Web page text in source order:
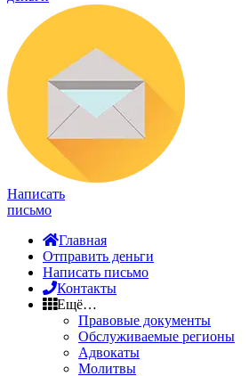
Написать
письмо
Главная
Отправить деньги
Написать письмо
Контакты
Ещё…
Правовые документы
Обслуживаемые регионы
Адвокаты
Молитвы